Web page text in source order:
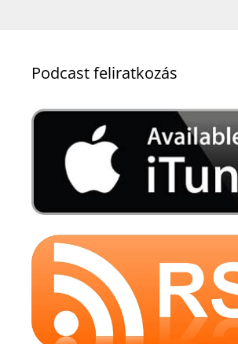
Podcast feliratkozás